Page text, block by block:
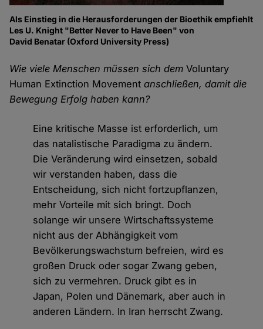
Als Einstieg in die Herausforderungen der Bioethik empfiehlt
Les U. Knight "Better Never to Have Been" von
David Benatar (Oxford University Press)
Wie viele Menschen müssen sich demVoluntary
Human Extinction Movement anschließen, damit die
Bewegung Erfolg haben kann?
Eine kritische Masse ist erforderlich, um
das natalistische Paradigma zu ändern.
Die Veränderung wird einsetzen, sobald
wir verstanden haben, dass die
Entscheidung, sich nicht fortzupflanzen,
mehr Vorteile mit sich bringt. Doch
solange wir unsere Wirtschaftssysteme
nicht aus der Abhängigkeit vom
Bevölkerungswachstum befreien, wird es
großen Druck oder sogar Zwang geben,
sich zu vermehren. Druck gibt es in
Japan, Polen und Dänemark, aber auch in
anderen Ländern. In Iran herrscht Zwang.